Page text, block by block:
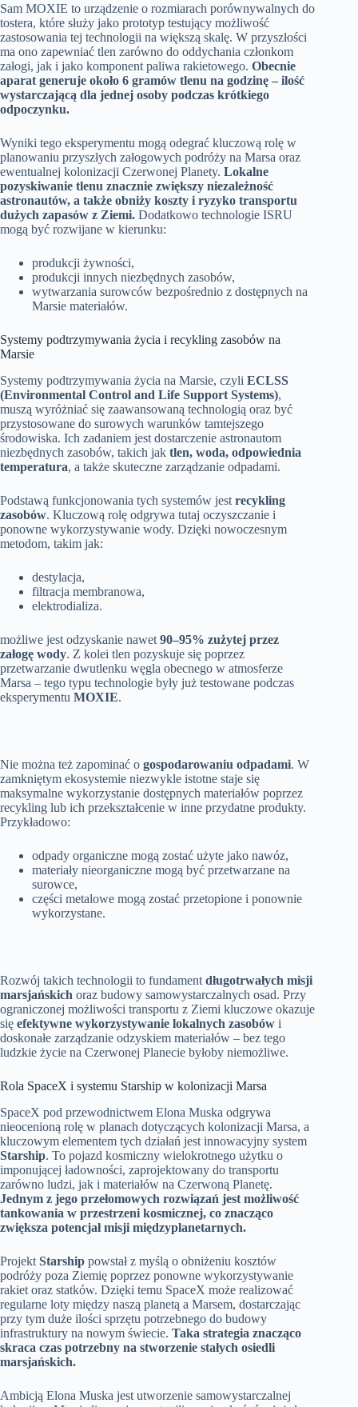
Sam MOXIE to urządzenie o rozmiarach porównywalnych do
tostera, które służy jako prototyp testujący możliwość
zastosowania tej technologii na większą skalę. W przyszłości
ma ono zapewniać tlen zarówno do oddychania członkom
załogi, jak i jako komponent paliwa rakietowego. Obecnie
aparat generuje około 6 gramów tlenu na godzinę – ilość
wystarczającą dla jednej osoby podczas krótkiego
odpoczynku.
Wyniki tego eksperymentu mogą odegrać kluczową rolę w
planowaniu przyszłych załogowych podróży na Marsa oraz
ewentualnej kolonizacji Czerwonej Planety. Lokalne
pozyskiwanie tlenu znacznie zwiększy niezależność
astronautów, a także obniży koszty i ryzyko transportu
dużych zapasów z Ziemi. Dodatkowo technologie ISRU
mogą być rozwijane w kierunku:
produkcji żywności,
produkcji innych niezbędnych zasobów,
wytwarzania surowców bezpośrednio z dostępnych na
Marsie materiałów.
Systemy podtrzymywania życia i recykling zasobów na
Marsie
Systemy podtrzymywania życia na Marsie, czyli ECLSS
(Environmental Control and Life Support Systems),
muszą wyróżniać się zaawansowaną technologią oraz być
przystosowane do surowych warunków tamtejszego
środowiska. Ich zadaniem jest dostarczenie astronautom
niezbędnych zasobów, takich jak tlen, woda, odpowiednia
temperatura, a także skuteczne zarządzanie odpadami.
Podstawą funkcjonowania tych systemów jest recykling
zasobów. Kluczową rolę odgrywa tutaj oczyszczanie i
ponowne wykorzystywanie wody. Dzięki nowoczesnym
metodom, takim jak:
destylacja,
filtracja membranowa,
elektrodializa.
możliwe jest odzyskanie nawet 90–95% zużytej przez
załogę wody. Z kolei tlen pozyskuje się poprzez
przetwarzanie dwutlenku węgla obecnego w atmosferze
Marsa – tego typu technologie były już testowane podczas
eksperymentu MOXIE.
Nie można też zapominać o gospodarowaniu odpadami. W
zamkniętym ekosystemie niezwykle istotne staje się
maksymalne wykorzystanie dostępnych materiałów poprzez
recykling lub ich przekształcenie w inne przydatne produkty.
Przykładowo:
odpady organiczne mogą zostać użyte jako nawóz,
materiały nieorganiczne mogą być przetwarzane na
surowce,
części metalowe mogą zostać przetopione i ponownie
wykorzystane.
Rozwój takich technologii to fundament długotrwałych misji
marsjańskich oraz budowy samowystarczalnych osad. Przy
ograniczonej możliwości transportu z Ziemi kluczowe okazuje
się efektywne wykorzystywanie lokalnych zasobów i
doskonałe zarządzanie odzyskiem materiałów – bez tego
ludzkie życie na Czerwonej Planecie byłoby niemożliwe.
Rola SpaceX i systemu Starship w kolonizacji Marsa
SpaceX pod przewodnictwem Elona Muska odgrywa
nieocenioną rolę w planach dotyczących kolonizacji Marsa, a
kluczowym elementem tych działań jest innowacyjny system
Starship. To pojazd kosmiczny wielokrotnego użytku o
imponującej ładowności, zaprojektowany do transportu
zarówno ludzi, jak i materiałów na Czerwoną Planetę.
Jednym z jego przełomowych rozwiązań jest możliwość
tankowania w przestrzeni kosmicznej, co znacząco
zwiększa potencjał misji międzyplanetarnych.
Projekt Starship powstał z myślą o obniżeniu kosztów
podróży poza Ziemię poprzez ponowne wykorzystywanie
rakiet oraz statków. Dzięki temu SpaceX może realizować
regularne loty między naszą planetą a Marsem, dostarczając
przy tym duże ilości sprzętu potrzebnego do budowy
infrastruktury na nowym świecie. Taka strategia znacząco
skraca czas potrzebny na stworzenie stałych osiedli
marsjańskich.
Ambicją Elona Muska jest utworzenie samowystarczalnej